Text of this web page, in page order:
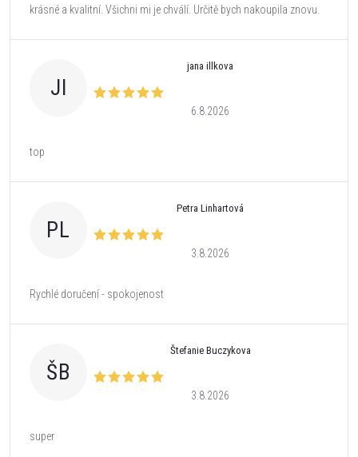
krásné a kvalitní. Všichni mi je chválí. Určitě bych nakoupila znovu.
JI
jana illkova
6.8.2026
top
PL
Petra Linhartová
3.8.2026
Rychlé doručení - spokojenost
ŠB
Štefanie Buczykova
3.8.2026
super